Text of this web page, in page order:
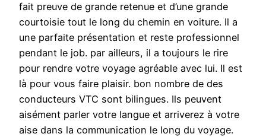
fait preuve de grande retenue et d’une grande
courtoisie tout le long du chemin en voiture. Il a
une parfaite présentation et reste professionnel
pendant le job. par ailleurs, il a toujours le rire
pour rendre votre voyage agréable avec lui. Il est
là pour vous faire plaisir. bon nombre de des
conducteurs VTC sont bilingues. Ils peuvent
aisément parler votre langue et arriverez à votre
aise dans la communication le long du voyage.